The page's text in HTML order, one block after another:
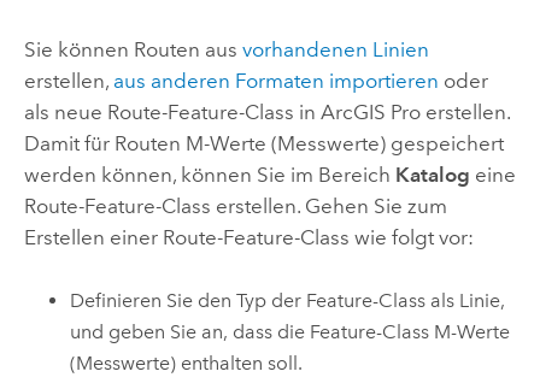
Sie können Routen aus vorhandenen Linien
erstellen, aus anderen Formaten importieren oder
als neue Route-Feature-Class in ArcGIS Proerstellen.
Damit für Routen M-Werte (Messwerte) gespeichert
werden können, können Sie im Bereich Katalog eine
Route-Feature-Class erstellen. Gehen Sie zum
Erstellen einer Route-Feature-Class wie folgt vor:
Definieren Sie den Typ der Feature-Class als Linie,
und geben Sie an, dass die Feature-Class M-Werte
(Messwerte) enthalten soll.